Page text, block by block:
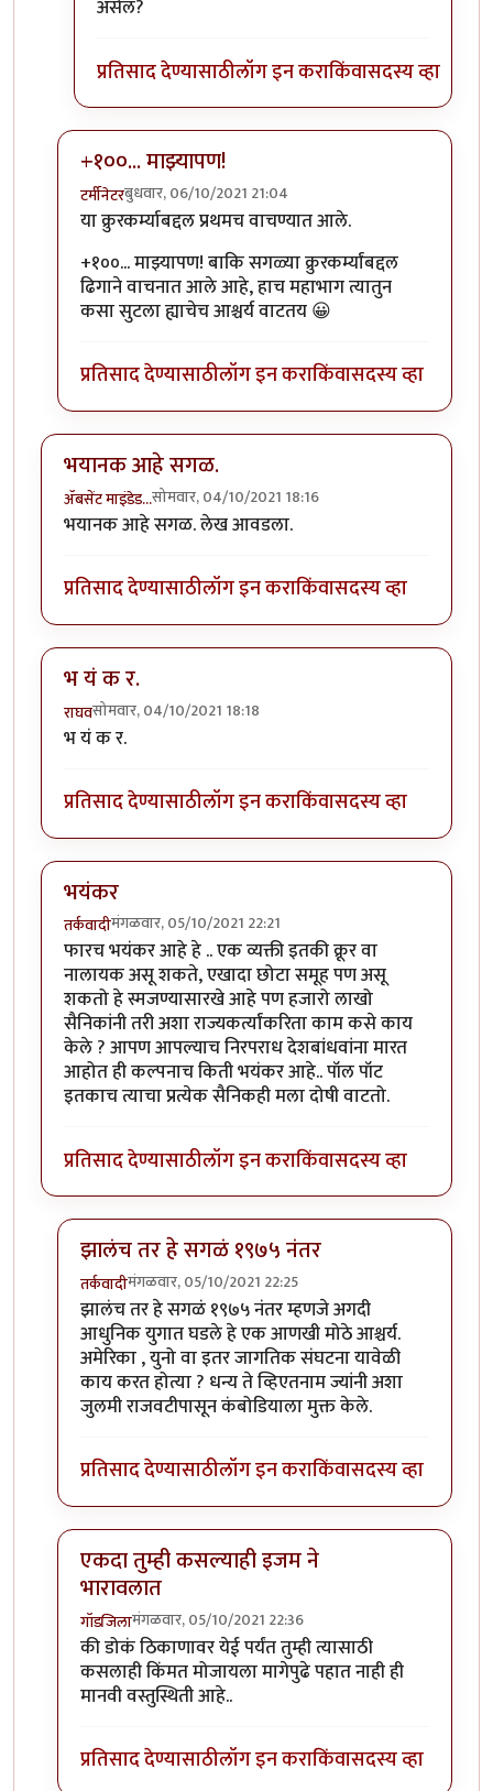
असेल?
प्रतिसाद देण्यासाठीलॉग इन कराकिंवासदस्य व्हा
+१००... माझ्यापण!
टर्मीनेटरबुधवार, 06/10/2021 21:04
In reply toया क्रुरकर्म्याबद्दल प्रथमचby
या क्रुरकर्म्याबद्दल प्रथमच वाचण्यात आले.
+१००... माझ्यापण! बाकि सगळ्या क्रुरकर्म्यांबद्दल
ढिगाने वाचनात आले आहे, हाच महाभाग त्यातुन
कसा सुटला ह्याचेच आश्चर्य वाटतय 😀
प्रतिसाद देण्यासाठीलॉग इन कराकिंवासदस्य व्हा
भयानक आहे सगळ.
ॲबसेंट माइंडेड…सोमवार, 04/10/2021 18:16
भयानक आहे सगळ. लेख आवडला.
प्रतिसाद देण्यासाठीलॉग इन कराकिंवासदस्य व्हा
भ यं क र.
राघवसोमवार, 04/10/2021 18:18
भ यं क र.
प्रतिसाद देण्यासाठीलॉग इन कराकिंवासदस्य व्हा
भयंकर
तर्कवादीमंगळवार, 05/10/2021 22:21
फारच भयंकर आहे हे .. एक व्यक्ती इतकी क्रूर वा
नालायक असू शकते, एखादा छोटा समूह पण असू
शकतो हे स्मजण्यासारखे आहे पण हजारो लाखो
सैनिकांनी तरी अशा राज्यकर्त्यांकरिता काम कसे काय
केले ? आपण आपल्याच निरपराध देशबांधवांना मारत
आहोत ही कल्पनाच किती भयंकर आहे.. पॉल पॉट
इतकाच त्याचा प्रत्येक सैनिकही मला दोषी वाटतो.
प्रतिसाद देण्यासाठीलॉग इन कराकिंवासदस्य व्हा
झालंच तर हे सगळं १९७५ नंतर
तर्कवादीमंगळवार, 05/10/2021 22:25
In reply toभयंकरbyतर्कवादी
झालंच तर हे सगळं १९७५ नंतर म्हणजे अगदी
आधुनिक युगात घडले हे एक आणखी मोठे आश्चर्य.
अमेरिका , युनो वा इतर जागतिक संघटना यावेळी
काय करत होत्या ? धन्य ते व्हिएतनाम ज्यांनी अशा
जुलमी राजवटीपासून कंबोडियाला मुक्त केले.
प्रतिसाद देण्यासाठीलॉग इन कराकिंवासदस्य व्हा
एकदा तुम्ही कसल्याही इजम ने
भारावलात
गॉडजिलामंगळवार, 05/10/2021 22:36
In reply toभयंकरbyतर्कवादी
की डोकं ठिकाणावर येई पर्यंत तुम्ही त्यासाठी
कसलाही किंमत मोजायला मागेपुढे पहात नाही ही
मानवी वस्तुस्थिती आहे..
प्रतिसाद देण्यासाठीलॉग इन कराकिंवासदस्य व्हा